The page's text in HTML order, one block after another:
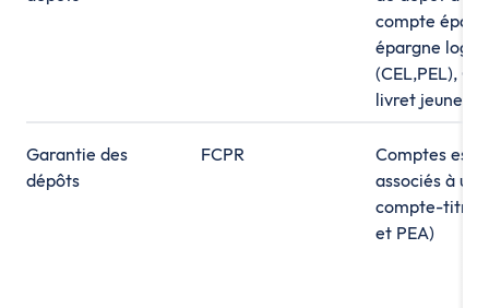
compte
épargne
(CEL,PEL),
livret jeune,
Garantie des
dépôts
FCPR
Comptes
associés à un
compte-titres
et PEA)